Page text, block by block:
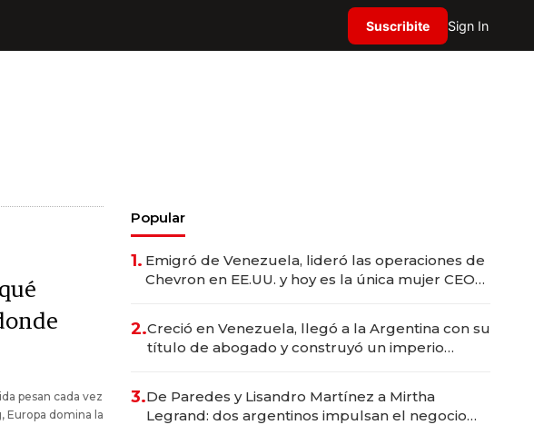
Suscribite Sign In
pesan cada vez
Europa domina la
Popular
1. Emigró de Venezuela, lideró las operaciones de
Chevron en EE.UU. y hoy es la única mujer CEO
2.Creció en Venezuela, llegó a la Argentina con su
título de abogado y construyó un imperio
3.De Paredes y Lisandro Martínez a Mirtha
Legrand: dos argentinos impulsan el negocio